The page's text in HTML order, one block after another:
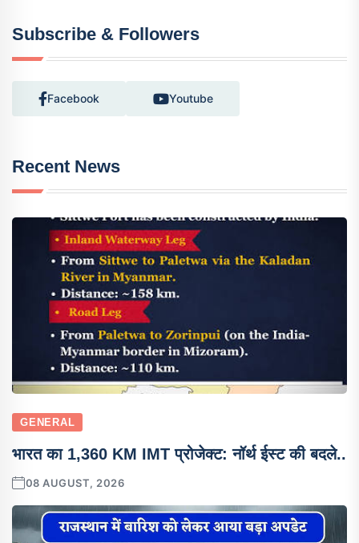
Subscribe & Followers
Facebook Youtube
Recent News
GENERAL
भारत का 1,360 KM IMT प्रोजेक्ट: नॉर्थ ईस्ट की बदले..
08 AUGUST, 2026